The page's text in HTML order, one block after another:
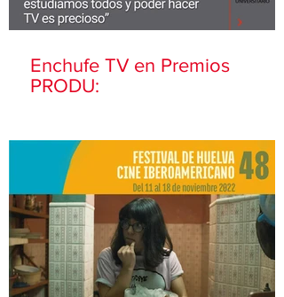
Enchufe TV en Premios
PRODU: